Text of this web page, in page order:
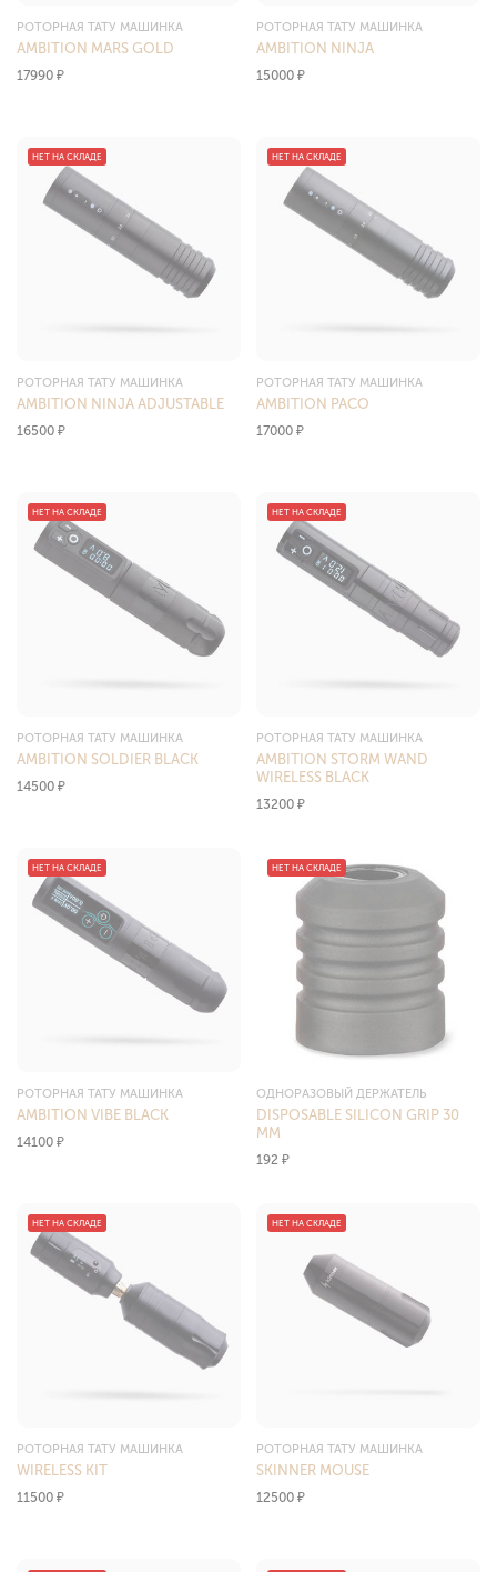
РОТОРНАЯ ТАТУ МАШИНКА
AMBITION MARS GOLD
17990 ₽
РОТОРНАЯ ТАТУ МАШИНКА
AMBITION NINJA
15000 ₽
РОТОРНАЯ ТАТУ МАШИНКА
AMBITION NINJA ADJUSTABLE
16500 ₽
НЕТ НА СКЛАДЕ
РОТОРНАЯ ТАТУ МАШИНКА
AMBITION PACO
17000 ₽
НЕТ НА СКЛАДЕ
РОТОРНАЯ ТАТУ МАШИНКА
AMBITION SOLDIER BLACK
14500 ₽
НЕТ НА СКЛАДЕ
РОТОРНАЯ ТАТУ МАШИНКА
AMBITION STORM WAND
WIRELESS BLACK
13200 ₽
НЕТ НА СКЛАДЕ
РОТОРНАЯ ТАТУ МАШИНКА
AMBITION VIBE BLACK
14100 ₽
НЕТ НА СКЛАДЕ
ОДНОРАЗОВЫЙ ДЕРЖАТЕЛЬ
DISPOSABLE SILICON GRIP 30
ММ
192 ₽
НЕТ НА СКЛАДЕ
РОТОРНАЯ ТАТУ МАШИНКА
WIRELESS KIT
11500 ₽
НЕТ НА СКЛАДЕ
РОТОРНАЯ ТАТУ МАШИНКА
SKINNER MOUSE
12500 ₽
НЕТ НА СКЛАДЕ